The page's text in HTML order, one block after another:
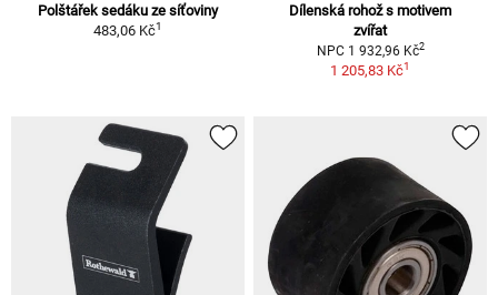
Polštářek sedáku ze síťoviny
483,06 Kč1
Dílenská rohož s motivem
zvířat
NPC 1 932,96 Kč2
1 205,83 Kč1